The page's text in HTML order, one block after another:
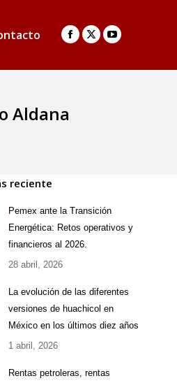
Facebook
X
YouTube
Aldana
reciente
Pemex ante la Transición
Energética: Retos operativos y
financieros al 2026.
28 abril, 2026
La evolución de las diferentes
versiones de huachicol en
México en los últimos diez años
1 abril, 2026
Rentas petroleras, rentas